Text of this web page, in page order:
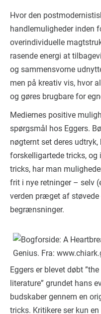
Hvor den
handlemuligheder inden
overindividuelle
rasende energi at
og sammensvorne
men på kreativ vis, hvor
og gøres brugbare for
Mediernes positive
spørgsmål hos Eggers.
nøgternt set deres
forskelligartede tricks,
tricks, har man
frit i nye retninger – selv
verden præget af
begrænsninger.
Eggers er blevet døbt
literature” grundet hans
budskaber gennem en
tricks. Kritikere ser kun